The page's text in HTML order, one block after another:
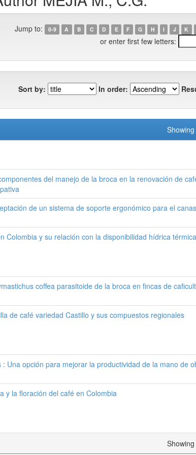
Jump to: 0-9 A B C D E F G H I J K
or enter first few letters:
Sort by: In order:
del manejo de la broca en la renovación de
de un sistema de soporte ergonómico para el
Colombia y su relación con la disponibilidad hídrica
coffea parasitoide de la broca en fincas de
de café variedad Castillo y sus compuestos regionales
: Una opción para mejorar la productividad de la mano de
y la floración del café en Colombia